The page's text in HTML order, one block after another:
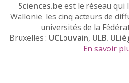
Sciences.be est le réseau qui
Wallonie, les cinq acteurs de
universités de la
Bruxelles : UCLouvain, ULB,
En savoir